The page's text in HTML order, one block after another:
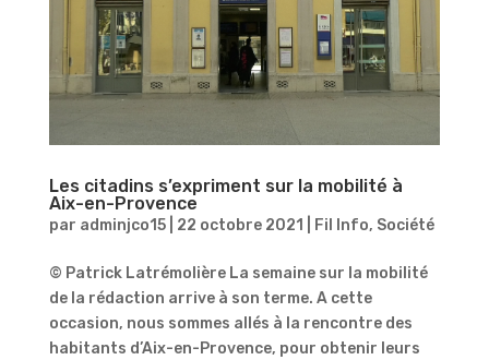
Les citadins s’expriment sur la mobilité à
Aix-en-Provence
par adminjco15| 22 octobre 2021 Fil Info, Société
© Patrick Latrémolière La semaine sur la mobilité
de la rédaction arrive à son terme. A cette
occasion, nous sommes allés à la rencontre des
habitants d’Aix-en-Provence, pour obtenir leurs